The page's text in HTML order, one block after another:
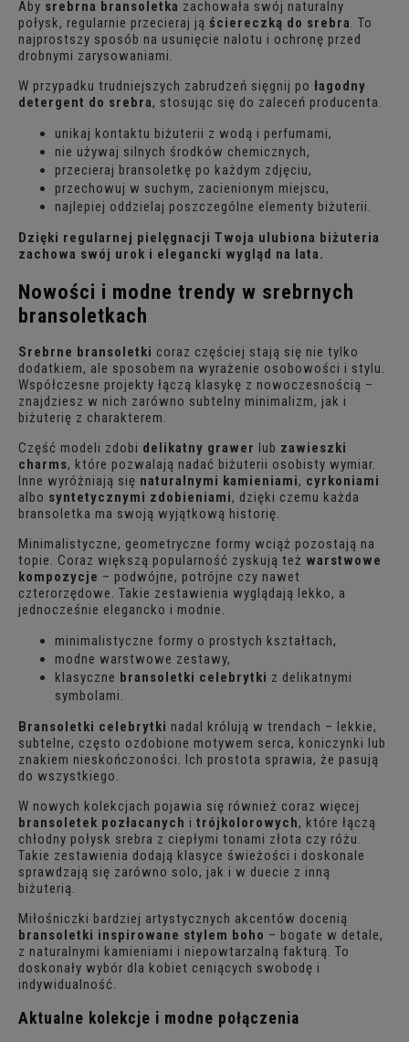
Aby srebrna bransoletka zachowała swój naturalny
połysk, regularnie przecieraj jąściereczką do srebra. To
najprostszy sposób na usunięcie nalotu i ochronę przed
drobnymi zarysowaniami.
W przypadku trudniejszych zabrudzeń sięgnij połagodny
detergent do srebra, stosując się do zaleceń producenta.
unikaj kontaktu biżuterii z wodą i perfumami,
nie używaj silnych środków chemicznych,
przecieraj bransoletkę po każdym zdjęciu,
przechowuj w suchym, zacienionym miejscu,
najlepiej oddzielaj poszczególne elementy biżuterii.
Dzięki regularnej pielęgnacji Twoja ulubiona biżuteria
zachowa swój urok i elegancki wygląd na lata.
Nowości i modne trendy w srebrnych
bransoletkach
Srebrne bransoletki coraz częściej stają się nie tylko
dodatkiem, ale sposobem na wyrażenie osobowości i stylu.
Współczesne projekty łączą klasykę z nowoczesnością –
znajdziesz w nich zarówno subtelny minimalizm, jak i
biżuterię z charakterem.
Część modeli zdobi delikatny grawer lub zawieszki
charms, które pozwalają nadać biżuterii osobisty wymiar.
Inne wyróżniają się naturalnymi kamieniami, cyrkoniami
albo syntetycznymi zdobieniami, dzięki czemu każda
bransoletka ma swoją wyjątkową historię.
Minimalistyczne, geometryczne formy wciąż pozostają na
topie. Coraz większą popularność zyskują też warstwowe
kompozycje – podwójne, potrójne czy nawet
czterorzędowe. Takie zestawienia wyglądają lekko, a
jednocześnie elegancko i modnie.
minimalistyczne formy o prostych kształtach,
modne warstwowe zestawy,
klasyczne bransoletki celebrytki z delikatnymi
symbolami.
Bransoletki celebrytki nadal królują w trendach – lekkie,
subtelne, często ozdobione motywem serca, koniczynki lub
znakiem nieskończoności. Ich prostota sprawia, że pasują
do wszystkiego.
W nowych kolekcjach pojawia się również coraz więcej
bransoletek pozłacanych itrójkolorowych, które łączą
chłodny połysk srebra z ciepłymi tonami złota czy różu.
Takie zestawienia dodają klasyce świeżości i doskonale
sprawdzają się zarówno solo, jak i w duecie z inną
biżuterią.
Miłośniczki bardziej artystycznych akcentów docenią
bransoletki inspirowane stylem boho – bogate w detale,
z naturalnymi kamieniami i niepowtarzalną fakturą. To
doskonały wybór dla kobiet ceniących swobodę i
indywidualność.
Aktualne kolekcje i modne połączenia